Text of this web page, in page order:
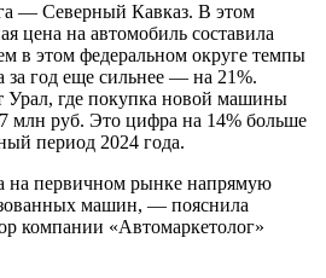
— Северный Кавказ. В этом
цена на автомобиль составила
в этом федеральном округе темпы
за год еще сильнее — на 21%.
Урал, где покупка новой машины
млн руб. Это цифра на 14% больше
период 2024 года.
на первичном рынке напрямую
машин, — пояснила
компании «Автомаркетолог»